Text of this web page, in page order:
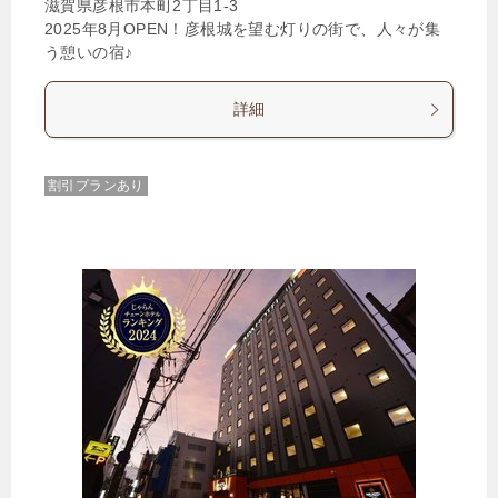
滋賀県彦根市本町2丁目1‐3
2025年8月OPEN！彦根城を望む灯りの街で、人々が集
う憩いの宿♪
詳細
割引プランあり